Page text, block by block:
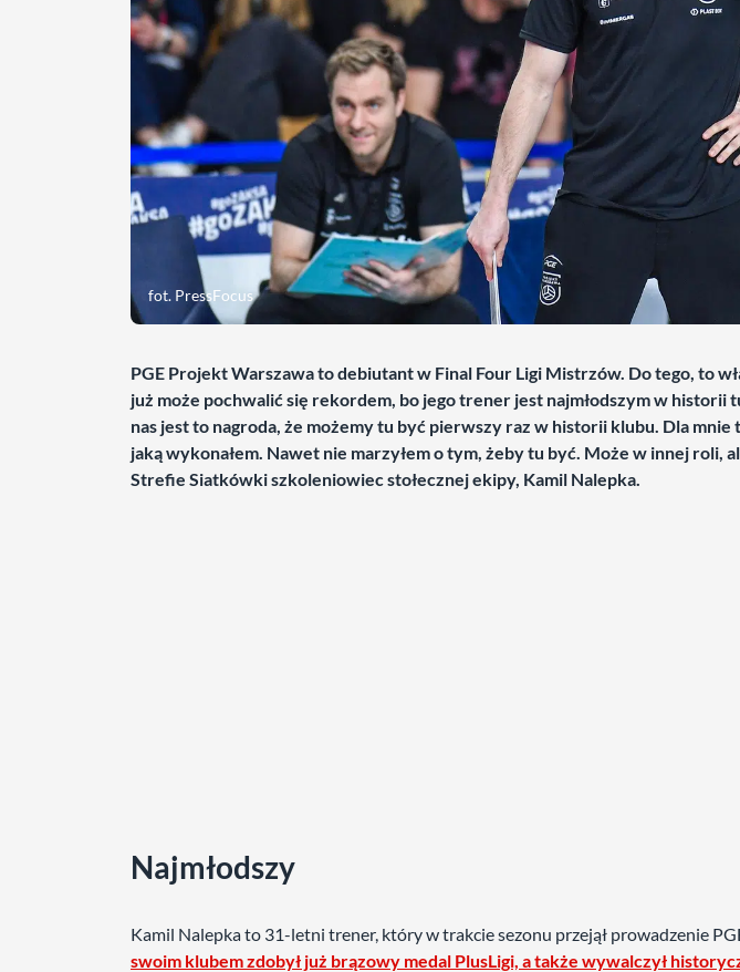
fot. PressFocus
PGE Projekt Warszawa to debiutant w Final Four Ligi Mistrzów. Do tego, to
już może pochwalić się rekordem, bo jego trener jest najmłodszym w historii
nas jest to nagroda, że możemy tu być pierwszy raz w historii klubu. Dla mnie
jaką wykonałem. Nawet nie marzyłem o tym, żeby tu być. Może w innej roli,
Strefie Siatkówki szkoleniowiec stołecznej ekipy, Kamil Nalepka.
Najmłodszy
Kamil Nalepka to 31-letni trener, który w trakcie sezonu przejął prowadzenie
swoim klubem zdobył już brązowy medal PlusLigi, a także wywalczył